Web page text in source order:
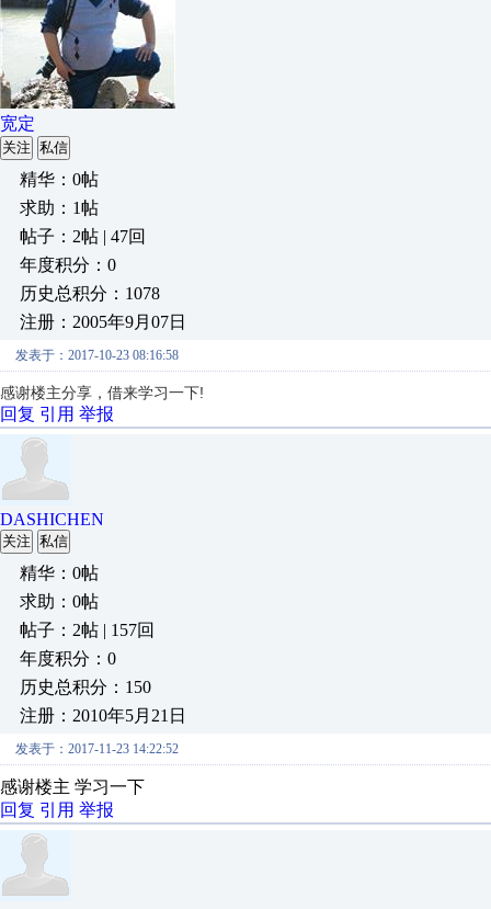
宽定
关注 私信
精华：0帖
求助：1帖
帖子：2帖 | 47回
年度积分：0
历史总积分：1078
注册：2005年9月07日
发表于：2017-10-23 08:16:58
感谢楼主分享，借来学习一下!
回复 引用 举报
DASHICHEN
关注 私信
精华：0帖
求助：0帖
帖子：2帖 | 157回
年度积分：0
历史总积分：150
注册：2010年5月21日
发表于：2017-11-23 14:22:52
感谢楼主 学习一下
回复 引用 举报